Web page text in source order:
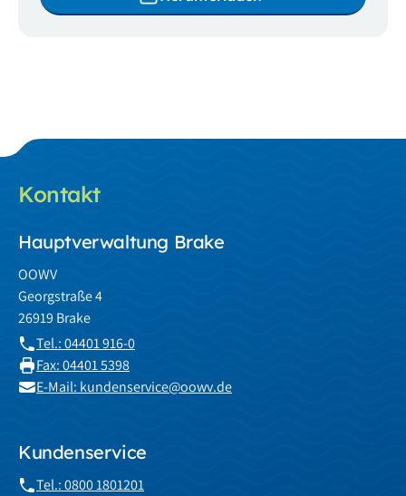
Kontakt
Hauptverwaltung Brake
OOWV
Georgstraße 4
26919 Brake
Tel.: 04401 916-0
Fax: 04401 5398
E-Mail: kundenservice@oowv.de
Kundenservice
Tel.: 0800 1801201